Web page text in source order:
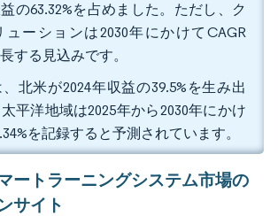
の63.32%を占めました。ただし、ク
ューションは2030年にかけてCAGR
する見込みです。
北米が2024年収益の39.5%を生み出
平洋地域は2025年から2030年にかけ
を記録すると予測されています。
ートラーニングシステム市場の
サイト